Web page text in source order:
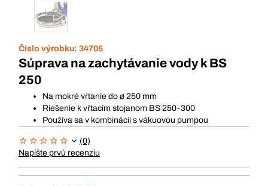
Číslo výrobku: 34705
Súprava na zachytávanie vody k BS
250
Na mokré vŕtanie do ø 250 mm
Riešenie k vŕtacím stojanom BS 250-300
Používa sa v kombinácii s vákuovou pumpou
(0)
Napíšte prvú recenziu